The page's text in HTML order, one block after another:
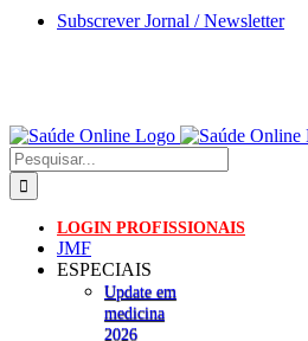
Skip
Subscrever Jornal / Newsletter
Pesquisar
LOGIN PROFISSIONAIS
JMF
ESPECIAIS
Update em
medicina
2026